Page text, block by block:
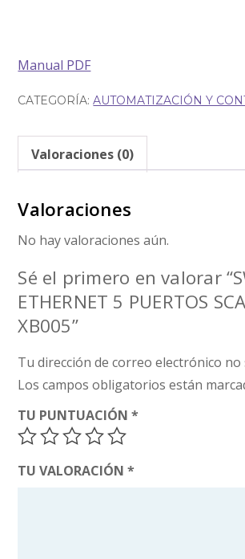
Manual PDF
CATEGORÍA:AUTOMATIZACIÓN Y
Valoraciones (0)
Valoraciones
No hay valoraciones aún.
Sé el primero en valorar
ETHERNET 5 PUERTOS
XB005”
Tu dirección de correo electrónico no
Los campos obligatorios están
TU PUNTUACIÓN*
TU VALORACIÓN*